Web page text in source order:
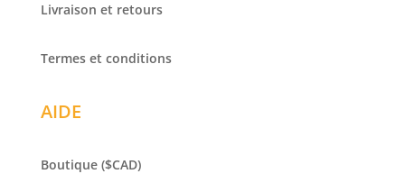
Livraison et retours
Termes et conditions
AIDE
Boutique($CAD)